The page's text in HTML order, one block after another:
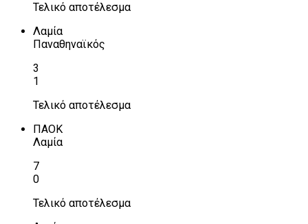
Τελικό αποτέλεσμα
Λαμία
Παναθηναϊκός
3
1
Τελικό αποτέλεσμα
ΠΑΟΚ
Λαμία
7
0
Τελικό αποτέλεσμα